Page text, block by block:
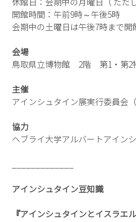
休館日：会期中の月曜日（ ただ
開館時間：午前9時～午後5時
会期中の土曜日は午後7時まで開
会場
鳥取県立博物館 2階 第1・第2
主催
アインシュタイン展実行委員会
協力
ヘブライ大学アルバートアイン
アインシュタイン豆知識
『アインシュタインとイスラエ